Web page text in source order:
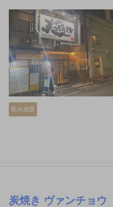
飲み放題
炭焼き ヴァンチョウ